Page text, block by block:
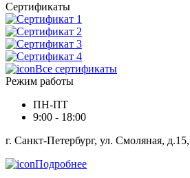
Сертификаты
Все сертификаты
Режим работы
ПН-ПТ
9:00 - 18:00
г. Санкт-Петербург, ул. Смоляная,
Подробнее